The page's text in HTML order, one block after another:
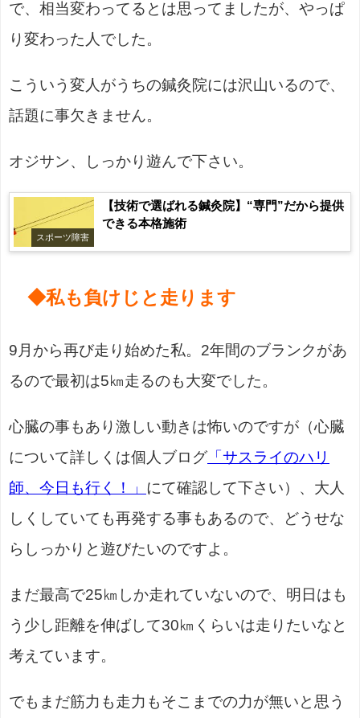
で、相当変わってるとは思ってましたが、やっぱ
り変わった人でした。
こういう変人がうちの鍼灸院には沢山いるので、
話題に事欠きません。
オジサン、しっかり遊んで下さい。
スポーツ障害
【技術で選ばれる鍼灸院】“専門”だから提供
できる本格施術
◆私も負けじと走ります
9月から再び走り始めた私。2年間のブランクがあ
るので最初は5㎞走るのも大変でした。
心臓の事もあり激しい動きは怖いのですが（心臓
について詳しくは個人ブログ 「サスライのハリ
師、今日も行く！」 にて確認して下さい）、大人
しくしていても再発する事もあるので、どうせな
らしっかりと遊びたいのですよ。
まだ最高で25㎞しか走れていないので、明日はも
う少し距離を伸ばして30㎞くらいは走りたいなと
考えています。
でもまだ筋力も走力もそこまでの力が無いと思う